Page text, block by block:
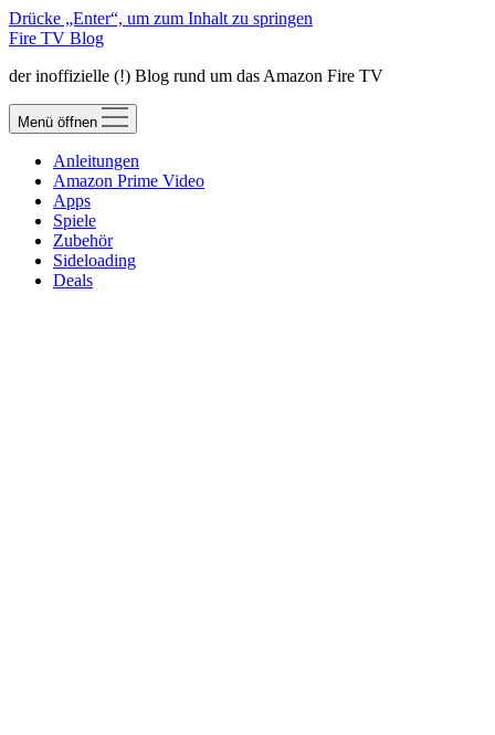
Drücke „Enter“, um zum Inhalt zu springen
Fire TV Blog
der inoffizielle (!) Blog rund um das Amazon Fire TV
Menü öffnen
Anleitungen
Amazon Prime Video
Apps
Spiele
Zubehör
Sideloading
Deals